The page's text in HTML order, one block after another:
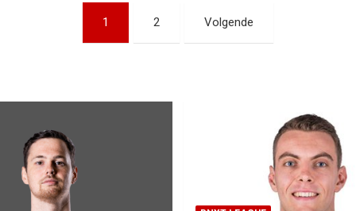
1 2 Volgende